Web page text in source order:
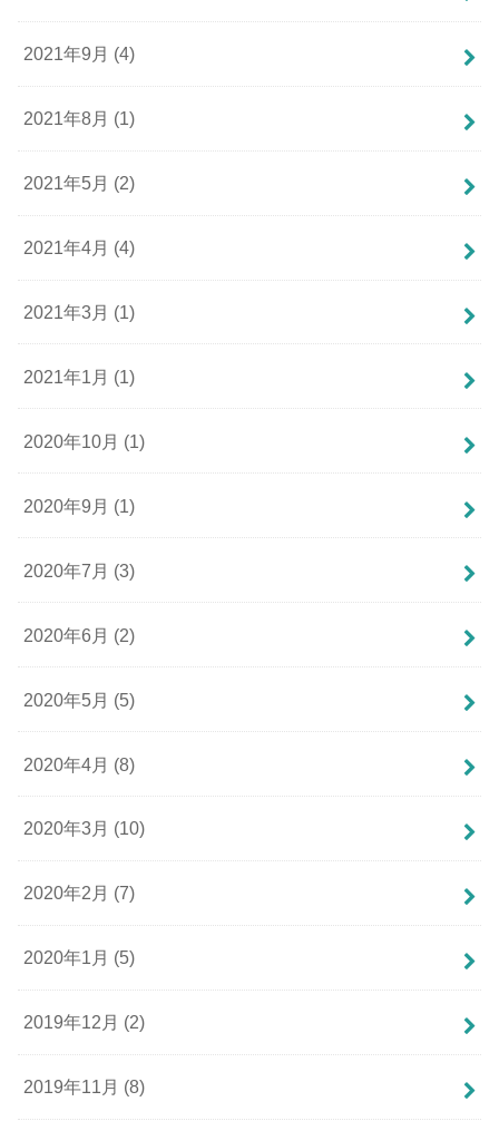
2021年9月 (4)
2021年8月 (1)
2021年5月 (2)
2021年4月 (4)
2021年3月 (1)
2021年1月 (1)
2020年10月 (1)
2020年9月 (1)
2020年7月 (3)
2020年6月 (2)
2020年5月 (5)
2020年4月 (8)
2020年3月 (10)
2020年2月 (7)
2020年1月 (5)
2019年12月 (2)
2019年11月 (8)